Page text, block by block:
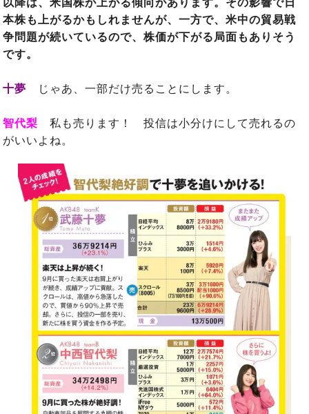
本株も上がるかもしれませんが、一方で、米中の貿易戦
争問題が続いているので、株価が下がる局面もありそう
です。
十夢 じゃあ、一部だけ売ることにします。
智代梨 私も売ります！ 投信は小分けにして売れるの
がいいよね。